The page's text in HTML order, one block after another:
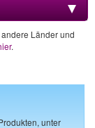
Länder und
.
unter